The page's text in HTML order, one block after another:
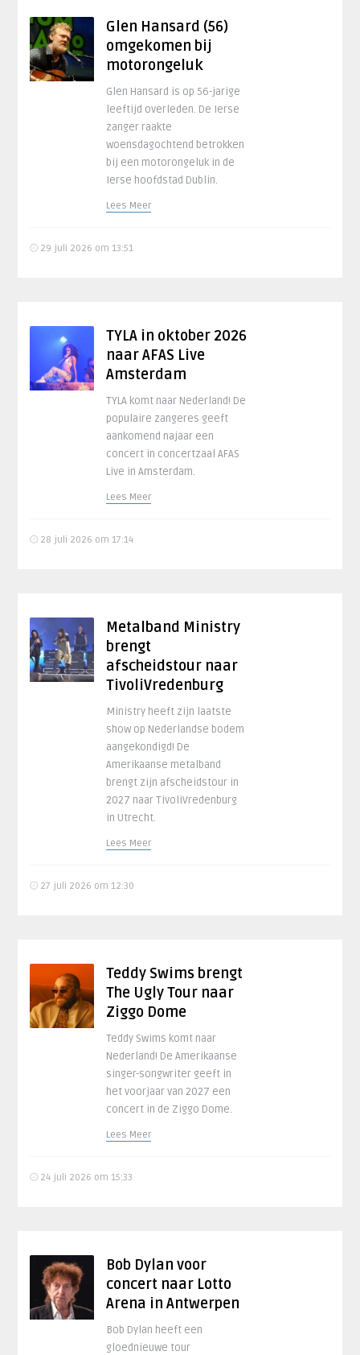
Glen Hansard (56)
omgekomen bij
motorongeluk
Glen Hansard is op 56-jarige
leeftijd overleden. De Ierse
zanger raakte
woensdagochtend betrokken
bij een motorongeluk in de
Ierse hoofdstad Dublin.
Lees Meer
29 juli 2026 om 13:51
TYLA in oktober 2026
naar AFAS Live
Amsterdam
TYLA komt naar Nederland! De
populaire zangeres geeft
aankomend najaar een
concert in concertzaal AFAS
Live in Amsterdam.
Lees Meer
28 juli 2026 om 17:14
Metalband Ministry
brengt
afscheidstour naar
TivoliVredenburg
Ministry heeft zijn laatste
show op Nederlandse bodem
aangekondigd! De
Amerikaanse metalband
brengt zijn afscheidstour in
2027 naar TivoliVredenburg
in Utrecht.
Lees Meer
27 juli 2026 om 12:30
Teddy Swims brengt
The Ugly Tour naar
Ziggo Dome
Teddy Swims komt naar
Nederland! De Amerikaanse
singer-songwriter geeft in
het voorjaar van 2027 een
concert in de Ziggo Dome.
Lees Meer
24 juli 2026 om 15:33
Bob Dylan voor
concert naar Lotto
Arena in Antwerpen
Bob Dylan heeft een
gloednieuwe tour